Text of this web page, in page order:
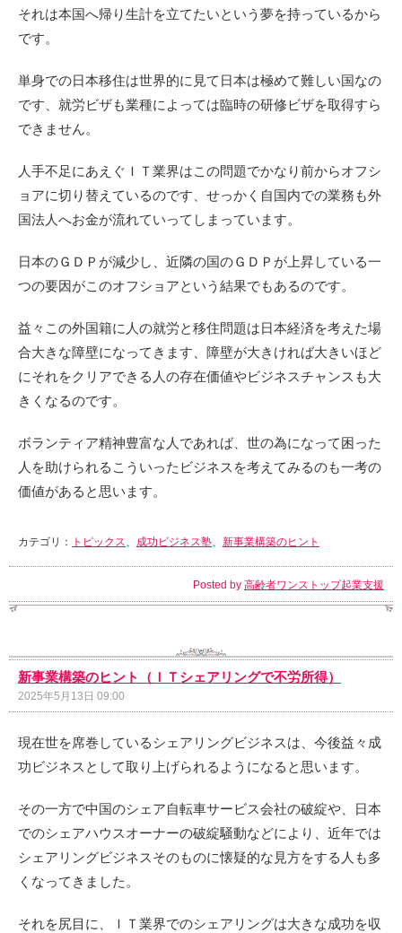
それは本国へ帰り生計を立てたいという夢を持っているから
です。
単身での日本移住は世界的に見て日本は極めて難しい国なの
です、就労ビザも業種によっては臨時の研修ビザを取得すら
できません。
人手不足にあえぐＩＴ業界はこの問題でかなり前からオフシ
ョアに切り替えているのです、せっかく自国内での業務も外
国法人へお金が流れていってしまっています。
日本のＧＤＰが減少し、近隣の国のＧＤＰが上昇している一
つの要因がこのオフショアという結果でもあるのです。
益々この外国籍に人の就労と移住問題は日本経済を考えた場
合大きな障壁になってきます、障壁が大きければ大きいほど
にそれをクリアできる人の存在価値やビジネスチャンスも大
きくなるのです。
ボランティア精神豊富な人であれば、世の為になって困った
人を助けられるこういったビジネスを考えてみるのも一考の
価値があると思います。
カテゴリ： トピックス、 成功ビジネス塾、 新事業構築のヒント
Posted by 高齢者ワンストップ起業支援
新事業構築のヒント（ＩＴシェアリングで不労所得）
2025年5月13日 09:00
現在世を席巻しているシェアリングビジネスは、今後益々成
功ビジネスとして取り上げられるようになると思います。
その一方で中国のシェア自転車サービス会社の破綻や、日本
でのシェアハウスオーナーの破綻騒動などにより、近年では
シェアリングビジネスそのものに懐疑的な見方をする人も多
くなってきました。
それを尻目に、ＩＴ業界でのシェアリングは大きな成功を収